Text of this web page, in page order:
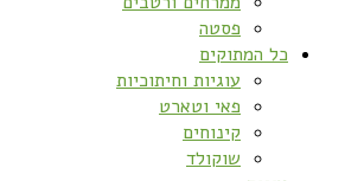
פסטה
כל המתוקים
עוגיות וחיתוכיות
פאי וטארט
קינוחים
שוקולד